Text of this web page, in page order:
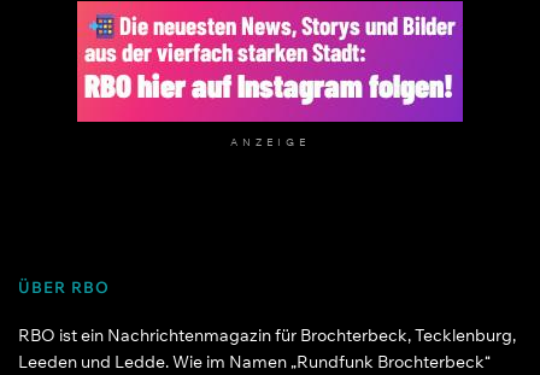
ANZEIGE
ÜBER RBO
RBO ist ein Nachrichtenmagazin für Brochterbeck, Tecklenburg,
Leeden und Ledde. Wie im Namen „Rundfunk Brochterbeck“